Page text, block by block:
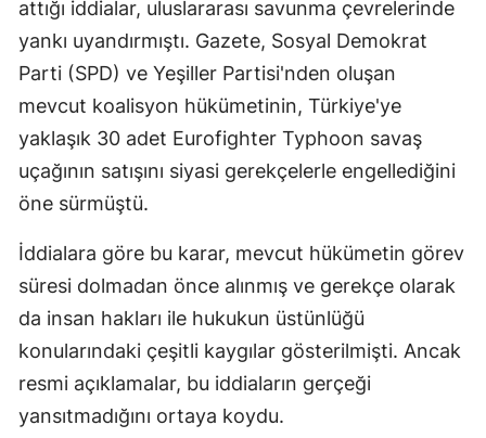
attığı iddialar, uluslararası savunma çevrelerinde
yankı uyandırmıştı. Gazete, Sosyal Demokrat
Parti (SPD) ve Yeşiller Partisi'nden oluşan
mevcut koalisyon hükümetinin, Türkiye'ye
yaklaşık 30 adet Eurofighter Typhoon savaş
uçağının satışını siyasi gerekçelerle engellediğini
öne sürmüştü.
İddialara göre bu karar, mevcut hükümetin görev
süresi dolmadan önce alınmış ve gerekçe olarak
da insan hakları ile hukukun üstünlüğü
konularındaki çeşitli kaygılar gösterilmişti. Ancak
resmi açıklamalar, bu iddiaların gerçeği
yansıtmadığını ortaya koydu.